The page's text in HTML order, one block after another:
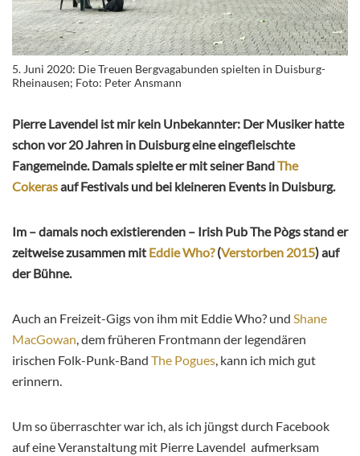
5. Juni 2020: Die Treuen Bergvagabunden spielten in Duisburg-
Rheinausen; Foto: Peter Ansmann
Pierre Lavendel ist mir kein Unbekannter: Der Musiker hatte
schon vor 20 Jahren in Duisburg eine eingefleischte
Fangemeinde. Damals spielte er mit seiner BandThe
Cokerasauf Festivals und bei kleineren Events in Duisburg.
Im – damals noch existierenden – Irish Pub The Pògs stand er
zeitweise zusammen mit Eddie Who?(Verstorben 2015) auf
der Bühne.
Auch an Freizeit-Gigs von ihm mit Eddie Who? und Shane
MacGowan, dem früheren Frontmann der legendären
irischen Folk-Punk-Band The Pogues, kann ich mich gut
erinnern.
Um so überraschter war ich, als ich jüngst durch Facebook
auf eine Veranstaltung mit Pierre Lavendel aufmerksam